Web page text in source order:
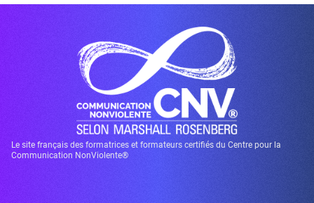
Le site français des formatrices et formateurs certifiés du Centre pour la
Communication NonViolente®